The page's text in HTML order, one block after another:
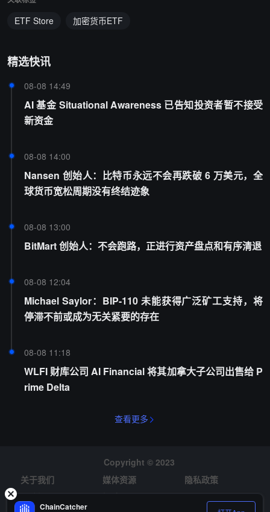
ETF Store 加密货币ETF
精选快讯
08-08 14:49
AI 基金 Situational Awareness 已告知投资者暂不接受
新资金
08-08 14:00
Nansen 创始人：比特币永远不会再跌破 6 万美元，全
球货币宽松周期没有终结迹象
08-08 13:00
BitMart 创始人：不会跑路，正进行资产盘点和有序清退
08-08 12:04
Michael Saylor：BIP-110 未能获得广泛矿工支持，将
停滞不前或成为无关紧要的存在
08-08 11:18
WLFI 财库公司 AI Financial 将其加拿大子公司出售给 P
rime Delta
查看更多
Copyright © 2023
关于我们
媒体资源
隐私政策
风险提示
招聘
ChainCatcher